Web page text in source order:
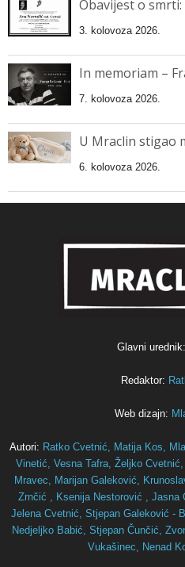
Obavijest o
3. kolovoza 2026.
In memoriam –
7. kolovoza 2026.
U Mraclin stigao
6. kolovoza 2026.
Glavni urednik:
Redaktor:
Web dizajn:
Autori: Ratko Cvetnić, Matija Kos,
Vinetić, Vesna Tafra, Željko Cvetnić,
Mravec,
Marijan Galeković,
Zrnčić ,
Ksenija Nestorović , Jasna
Jelena Cvetnić, Stjepan Galeković -
Nedjeljko Babić, Stjepan Čunčić,
Vukašinec,
Nenad